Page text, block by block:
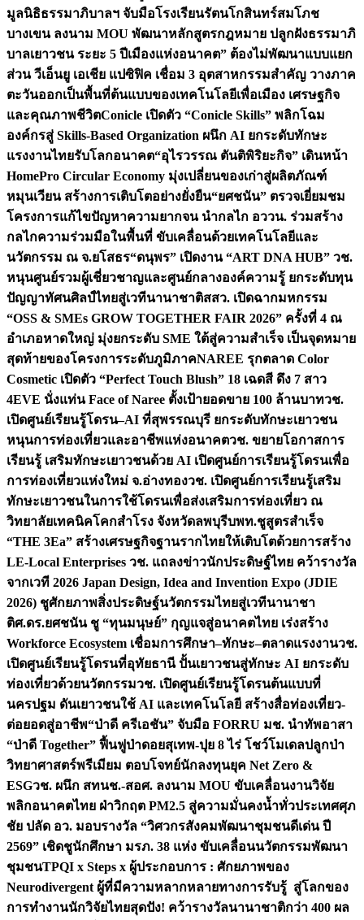
มูลนิธิธรรมาภิบาลฯ จับมือโรงเรียนรัตนโกสินทร์สมโภช
บางเขน ลงนาม MOU พัฒนาหลักสูตรกฎหมาย ปลูกฝังธรรมาภิ
บาลเยาวชน ระยะ 5 ปีเมืองแห่งอนาคต” ต้องไม่พัฒนาแบบแยก
ส่วน วีเอ็นยู เอเชีย แปซิฟิค เชื่อม 3 อุตสาหกรรมสำคัญ วางภาค
ตะวันออกเป็นพื้นที่ต้นแบบของเทคโนโลยีเพื่อเมือง เศรษฐกิจ
และคุณภาพชีวิตConicle เปิดตัว “Conicle Skills” พลิกโฉม
องค์กรสู่ Skills-Based Organization ผนึก AI ยกระดับทักษะ
แรงงานไทยรับโลกอนาคต“อุไรวรรณ ตันติพิริยะกิจ” เดินหน้า
HomePro Circular Economy มุ่งเปลี่ยนของเก่าสู่ผลิตภัณฑ์
หมุนเวียน สร้างการเติบโตอย่างยั่งยืน“ยศชนัน” ตรวจเยี่ยมชม
โครงการแก้ไขปัญหาความยากจน นำกลไก อววน. ร่วมสร้าง
กลไกความร่วมมือในพื้นที่ ขับเคลื่อนด้วยเทคโนโลยีและ
นวัตกรรม ณ จ.ยโสธร“ดนุพร” เปิดงาน “ART DNA HUB” วช.
หนุนศูนย์รวมผู้เชี่ยวชาญและศูนย์กลางองค์ความรู้ ยกระดับทุน
ปัญญาทัศนศิลป์ไทยสู่เวทีนานาชาติสสว. เปิดฉากมหกรรม
“OSS & SMEs GROW TOGETHER FAIR 2026” ครั้งที่ 4 ณ
อำเภอหาดใหญ่ มุ่งยกระดับ SME ใต้สู่ความสำเร็จ เป็นจุดหมาย
สุดท้ายของโครงการระดับภูมิภาคNAREE รุกตลาด Color
Cosmetic เปิดตัว “Perfect Touch Blush” 18 เฉดสี ดึง 7 สาว
4EVE นั่งแท่น Face of Naree ตั้งเป้ายอดขาย 100 ล้านบาทวช.
เปิดศูนย์เรียนรู้โดรน–AI ที่สุพรรณบุรี ยกระดับทักษะเยาวชน
หนุนการท่องเที่ยวและอาชีพแห่งอนาคตวช. ขยายโอกาสการ
เรียนรู้ เสริมทักษะเยาวชนด้วย AI เปิดศูนย์การเรียนรู้โดรนเพื่อ
การท่องเที่ยวแห่งใหม่ จ.อ่างทองวช. เปิดศูนย์การเรียนรู้เสริม
ทักษะเยาวชนในการใช้โดรนเพื่อส่งเสริมการท่องเที่ยว ณ
วิทยาลัยเทคนิคโคกสำโรง จังหวัดลพบุรีบพท.ชูสูตรสำเร็จ
“THE 3Ea” สร้างเศรษฐกิจฐานรากไทยให้เติบโตด้วยการสร้าง
LE-Local Enterprises วช. แถลงข่าวนักประดิษฐ์ไทย คว้ารางวัล
จากเวที 2026 Japan Design, Idea and Invention Expo (JDIE
2026) ชูศักยภาพสิ่งประดิษฐ์นวัตกรรมไทยสู่เวทีนานาชา
ติศ.ดร.ยศชนัน ชู “ทุนมนุษย์” กุญแจสู่อนาคตไทย เร่งสร้าง
Workforce Ecosystem เชื่อมการศึกษา–ทักษะ–ตลาดแรงงานวช.
เปิดศูนย์เรียนรู้โดรนที่อุทัยธานี ปั้นเยาวชนสู่ทักษะ AI ยกระดับ
ท่องเที่ยวด้วยนวัตกรรมวช. เปิดศูนย์เรียนรู้โดรนต้นแบบที่
นครปฐม ดันเยาวชนใช้ AI และเทคโนโลยี สร้างสื่อท่องเที่ยว-
ต่อยอดสู่อาชีพ“ป่าดี ครีเอชัน” จับมือ FORRU มช. นำทัพอาสา
“ป่าดี Together” ฟื้นฟูป่าดอยสุเทพ-ปุย 8 ไร่ โชว์โมเดลปลูกป่า
วิทยาศาสตร์พรีเมียม ตอบโจทย์นักลงทุนยุค Net Zero &
ESGวช. ผนึก สทนช.-สอศ. ลงนาม MOU ขับเคลื่อนงานวิจัย
พลิกอนาคตไทย ฝ่าวิกฤต PM2.5 สู่ความมั่นคงน้ำทั่วประเทศศุภ
ชัย ปลัด อว. มอบรางวัล “วิศวกรสังคมพัฒนาชุมชนดีเด่น ปี
2569” เชิดชูนักศึกษา มรภ. 38 แห่ง ขับเคลื่อนนวัตกรรมพัฒนา
ชุมชนTPQI x Steps x ผู้ประกอบการ : ศักยภาพของ
Neurodivergent ผู้ที่มีความหลากหลายทางการรับรู้ สู่โลกของ
การทำงานนักวิจัยไทยสุดปัง! คว้ารางวัลนานาชาติกว่า 400 ผล